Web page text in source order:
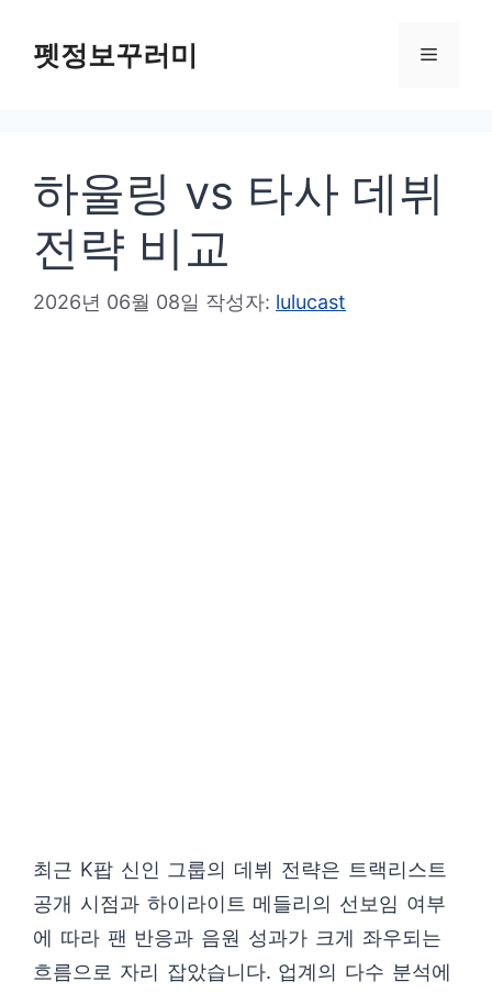
펫정보꾸러미 메
하울링 vs 타사 데뷔
전략 비교
2026년 06월 08일 작성자: lulucast
최근 K팝 신인 그룹의 데뷔 전략은 트랙리스트
공개 시점과 하이라이트 메들리의 선보임 여부
에 따라 팬 반응과 음원 성과가 크게 좌우되는
흐름으로 자리 잡았습니다. 업계의 다수 분석에